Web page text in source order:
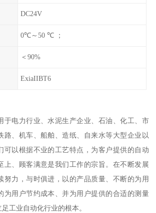
DC24V
0℃～50 ℃ ；
＜90%
ExiaIIBT6
于电力行业、水泥生产企业、石油、化工、市
路、机车、船舶、造纸、自来水等大型企业以
可以根据不业的工艺特点，为客户提供的自动
上、顾客满意是我们工作的宗旨。在不断发展
努力，与时俱进，以的产品质量、不断的为用
为用户节约成本、并为用户提供的合适的测量
工业自动化行业的根本。